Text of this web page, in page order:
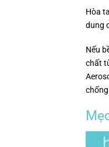
Hòa
dung
Nếu
chất